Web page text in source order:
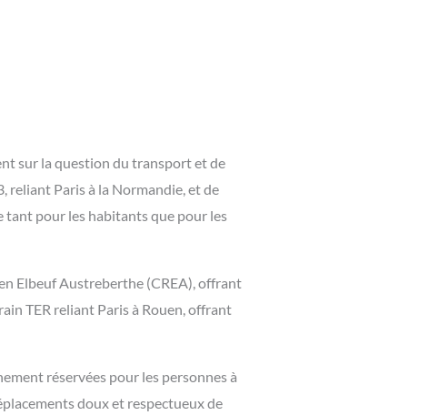
sur la question du transport et de
reliant Paris à la Normandie, et de
tant pour les habitants que pour les
Elbeuf Austreberthe (CREA), offrant
TER reliant Paris à Rouen, offrant
réservées pour les personnes à
doux et respectueux de